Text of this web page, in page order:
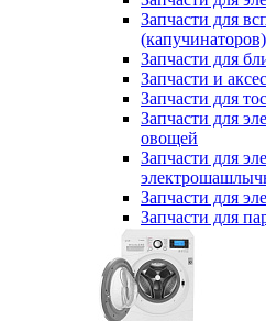
Запчасти для
(капучинаторов)
Запчасти для
Запчасти и
Запчасти для
Запчасти для
овощей
Запчасти для
Запчасти для
Запчасти для